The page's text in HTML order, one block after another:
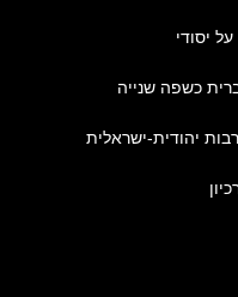
על יסודי
כשפה שנייה
יהודית-ישראלית